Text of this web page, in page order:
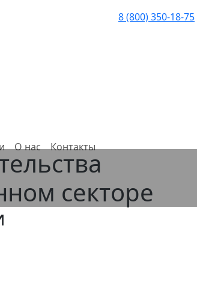
О нас Контакты
8 (800) 350-18-75
секторе